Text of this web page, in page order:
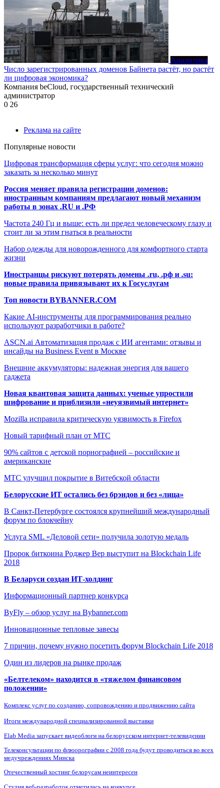
Аналитика
Число зарегистрированных доменов Байнета растёт, но растёт
ли цифровая экономика?
Компания beCloud, государственный технический
администратор
0 26
Реклама на сайте
Популярные новости
Цифровая трансформация сферы услуг: что сегодня можно
заказать за несколько минут
Россия меняет правила регистрации доменов:
иностранным компаниям предлагают новый механизм
работы в зонах .RU и .РФ
Частота 240 Гц и выше: есть ли предел человеческому глазу и
стоит ли за этим гнаться в реальности
Набор одежды для новорожденного для комфортного старта
жизни
Иностранцы рискуют потерять домены .ru, .рф и .su:
новые правила привязывают их к Госуслугам
Топ новости BYBANNER.COM
Какие AI-инструменты для программирования реально
используют разработчики в работе?
ASCN.ai Автоматизация продаж с ИИ агентами: отзывы и
инсайды на Business Event в Москве
Внешние аккумуляторы: надежная энергия для вашего
гаджета
Новая квантовая защита данных: ученые упростили
шифрование и приблизили «неуязвимый интернет»
Mozilla исправила критическую уязвимость в Firefox
Новый тарифный план от МТС
90% сайтов с детской порнографией – российские и
американские
МТС улучшил покрытие в Витебской области
Белорусские ИТ остались без брэндов и без «лица»
В Санкт-Петербурге состоялся крупнейший международный
форум по блокчейну
Услуга SML «Деловой сети» получила золотую медаль
Пророк биткоина Роджер Вер выступит на Blockchain Life
2018
В Беларуси создан ИТ-холдинг
Информационный партнер конкурса
ByFly – обзор услуг на Bybanner.com
Инновационные тепловые завесы
7 причин, почему нужно посетить форум Blockchain Life 2018
Один из лидеров на рынке продаж
«Белтелеком» находится в «тяжелом финансовом
положении»
Комплекс услуг по созданию, сопровождению и продвижению сайта
Итоги международной специализированной выставки
Elab Media запускает видеоблоги на белорусском интернет-телевидении
Телеконсультации по флюорографии с 2008 года будут проводиться во всех
медучреждениях Минска
Отечественный хостинг белорусам неинтересен